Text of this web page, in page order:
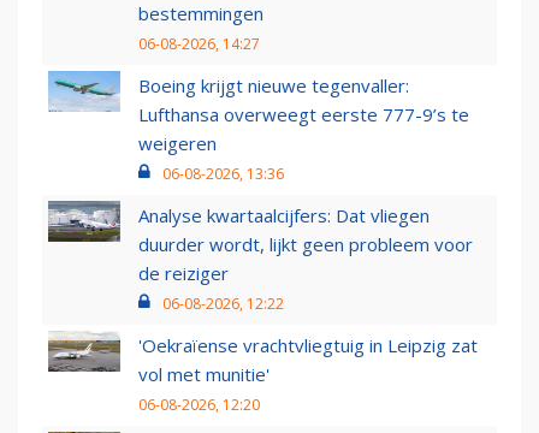
bestemmingen
06-08-2026, 14:27
Boeing krijgt nieuwe tegenvaller:
Lufthansa overweegt eerste 777-9’s te
weigeren
06-08-2026, 13:36
Analyse kwartaalcijfers: Dat vliegen
duurder wordt, lijkt geen probleem voor
de reiziger
06-08-2026, 12:22
'Oekraïense vrachtvliegtuig in Leipzig zat
vol met munitie'
06-08-2026, 12:20